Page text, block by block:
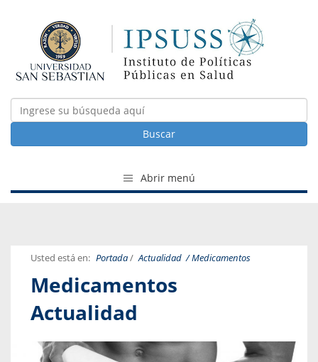
Buscar
Abrir menú
Usted está en: Portada/ Actualidad / Medicamentos
Medicamentos
Actualidad